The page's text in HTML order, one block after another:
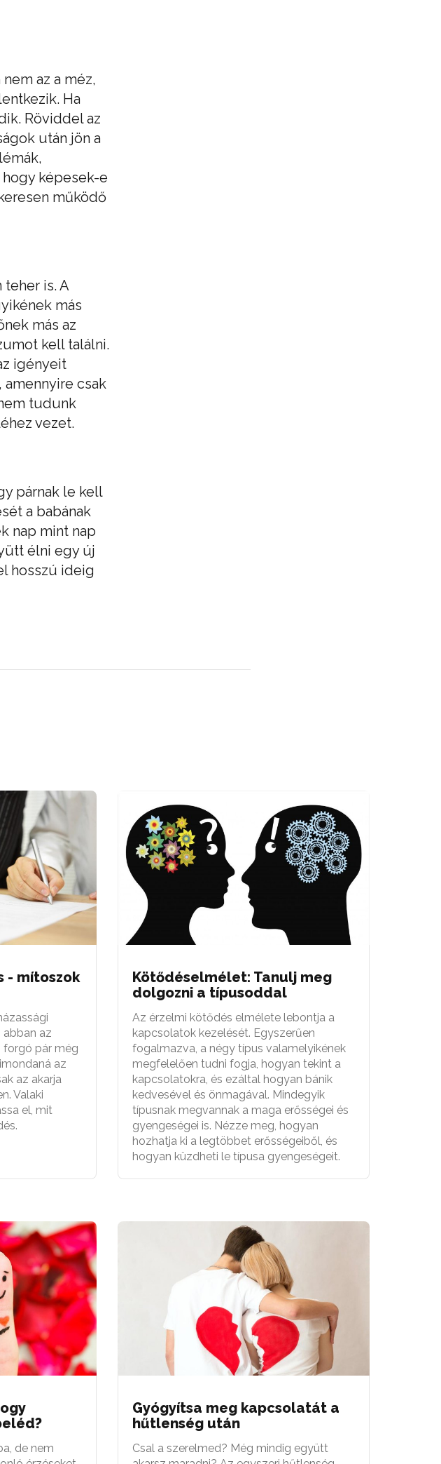
az a méz,
Ha
Röviddel az
után jön a
képesek-e
működő
is. A
más
más az
kell találni.
igényeit
csak
tudunk
vezet.
párnak le kell
a babának
nap mint nap
élni egy új
hosszú ideig
- mítoszok
abban az
forgó pár még
az
az akarja
Valaki
el, mit
Kötődéselmélet: Tanulj meg
dolgozni a típusoddal
Az érzelmi kötődés elmélete lebontja a
kapcsolatok kezelését. Egyszerűen
fogalmazva, a négy típus valamelyikének
megfelelően tudni fogja, hogyan tekint a
kapcsolatokra, és ezáltal hogyan bánik
kedvesével és önmagával. Mindegyik
típusnak megvannak a maga erősségei és
gyengeségei is. Nézze meg, hogyan
hozhatja ki a legtöbbet erősségeiből, és
hogyan küzdheti le típusa gyengeségeit.
de nem
Gyógyítsa meg kapcsolatát a
hűtlenség után
Csal a szerelmed? Még mindig együtt